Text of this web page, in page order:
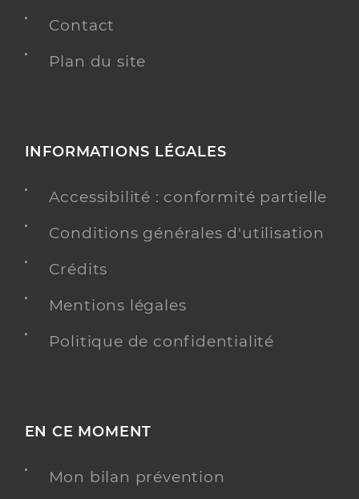
Contact
Plan du site
INFORMATIONS LÉGALES
Accessibilité : conformité partielle
Conditions générales d'utilisation
Crédits
Mentions légales
Politique de confidentialité
EN CE MOMENT
Mon bilan prévention